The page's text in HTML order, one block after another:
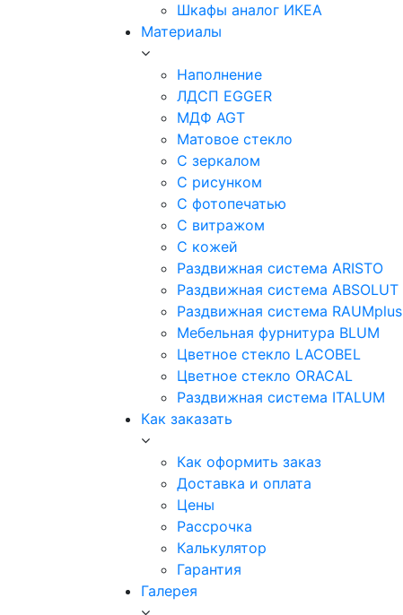
Шкафы аналог ИКЕА
Материалы
Наполнение
ЛДСП EGGER
МДФ AGT
Матовое стекло
С зеркалом
С рисунком
С фотопечатью
С витражом
С кожей
Раздвижная система ARISTO
Раздвижная система ABSOLUT
Раздвижная система RAUMplus
Мебельная фурнитура BLUM
Цветное стекло LACOBEL
Цветное стекло ORACAL
Раздвижная система ITALUM
Как заказать
Как оформить заказ
Доставка и оплата
Цены
Рассрочка
Калькулятор
Гарантия
Галерея